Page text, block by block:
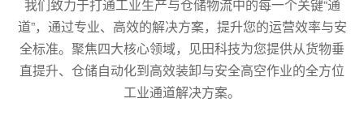
我们致力于打通工业生产与仓储物流中的每一个关键“通
道”，通过专业、高效的解决方案，提升您的运营效率与安
全标准。聚焦四大核心领域，见田科技为您提供从货物垂
直提升、仓储自动化到高效装卸与安全高空作业的全方位
工业通道解决方案。